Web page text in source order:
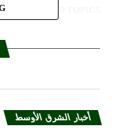
إليكم
أخبار الشرق الأوسط